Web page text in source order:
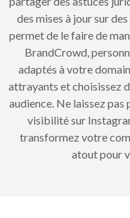
des mises à jour sur
permet de le faire de
BrandCrowd,
adaptés à votre
attrayants et choisissez
audience. Ne laissez
visibilité sur
transformez votre
atout pour